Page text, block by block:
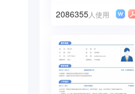
2086355人使用